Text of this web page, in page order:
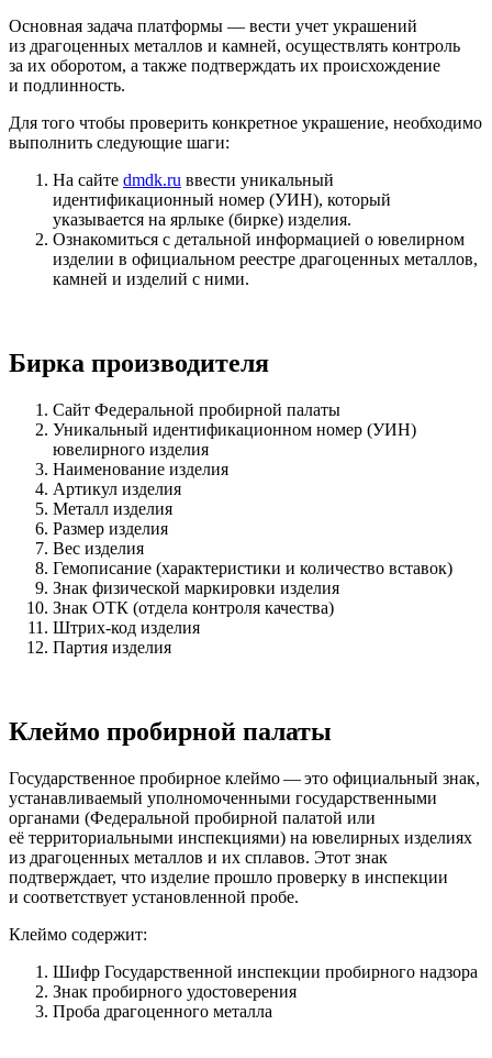
Основная задача платформы — вести учет украшений
из драгоценных металлов и камней, осуществлять контроль
за их оборотом, а также подтверждать их происхождение
и подлинность.
Для того чтобы проверить конкретное украшение, необходимо
выполнить следующие шаги:
На сайте dmdk.ru ввести уникальный
идентификационный номер (УИН), который
указывается на ярлыке (бирке) изделия.
Ознакомиться с детальной информацией о ювелирном
изделии в официальном реестре драгоценных металлов,
камней и изделий с ними.
Бирка производителя
Сайт Федеральной пробирной палаты
Уникальный идентификационном номер (УИН)
ювелирного изделия
Наименование изделия
Артикул изделия
Металл изделия
Размер изделия
Вес изделия
Гемописание (характеристики и количество вставок)
Знак физической маркировки изделия
Знак ОТК (отдела контроля качества)
Штрих-код изделия
Партия изделия
Клеймо пробирной палаты
Государственное пробирное клеймо — это официальный знак,
устанавливаемый уполномоченными государственными
органами (Федеральной пробирной палатой или
её территориальными инспекциями) на ювелирных изделиях
из драгоценных металлов и их сплавов. Этот знак
подтверждает, что изделие прошло проверку в инспекции
и соответствует установленной пробе.
Клеймо содержит:
Шифр Государственной инспекции пробирного надзора
Знак пробирного удостоверения
Проба драгоценного металла